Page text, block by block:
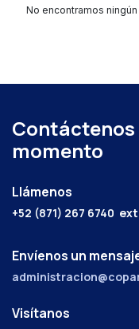
No encontramos
momento
Llámenos
+52 (871) 267 6740
Envíenos un
Visítanos